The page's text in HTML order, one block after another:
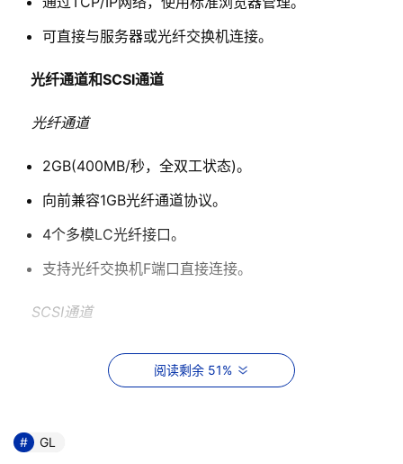
可直接与服务器或光纤交换机连接。
光纤通道和SCSI通道
光纤通道
2GB(400MB/秒，全双工状态)。
向前兼容1GB光纤通道协议。
4个多模LC光纤接口。
支持光纤交换机F端口直接连接。
SCSI通道
6个68针SCSI控制器。
Ultra160 SCSI，单通道最高160MB/秒速度。
阅读剩余 51%
GL